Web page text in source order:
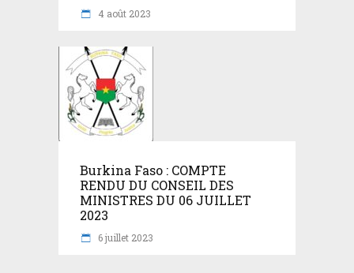
4 août 2023
Burkina Faso : COMPTE
RENDU DU CONSEIL DES
MINISTRES DU 06 JUILLET
2023
6 juillet 2023